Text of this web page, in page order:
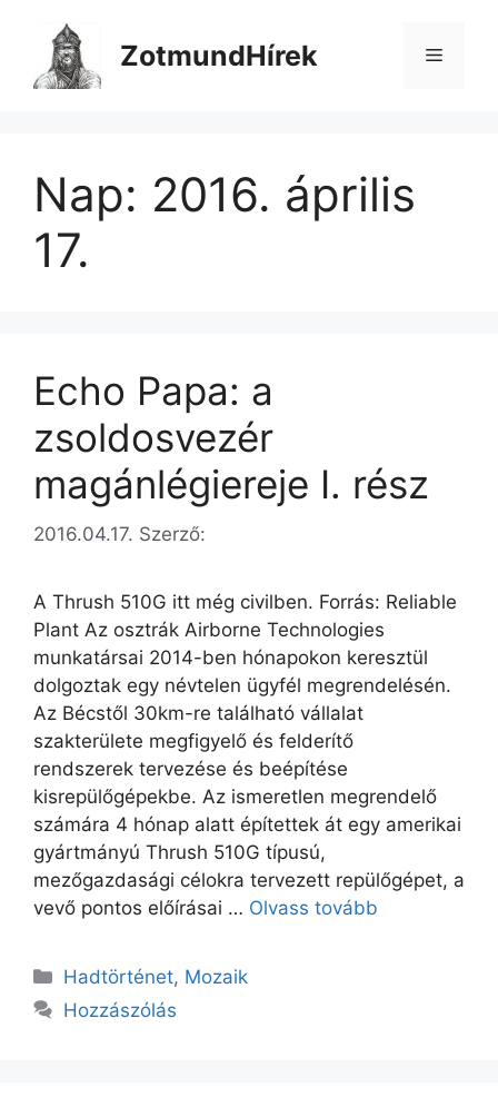
tartalomba
ZotmundHírek Menü
Nap: 2016. április
17.
Echo Papa: a
zsoldosvezér
magánlégiereje I. rész
2016.04.17. Szerző:
A Thrush 510G itt még civilben. Forrás: Reliable
Plant Az osztrák Airborne Technologies
munkatársai 2014-ben hónapokon keresztül
dolgoztak egy névtelen ügyfél megrendelésén.
Az Bécstől 30km-re található vállalat
szakterülete megfigyelő és felderítő
rendszerek tervezése és beépítése
kisrepülőgépekbe. Az ismeretlen megrendelő
számára 4 hónap alatt építettek át egy amerikai
gyártmányú Thrush 510G típusú,
mezőgazdasági célokra tervezett repülőgépet, a
vevő pontos előírásai … Olvass tovább
Kategória
Hadtörténet, Mozaik
Hozzászólás